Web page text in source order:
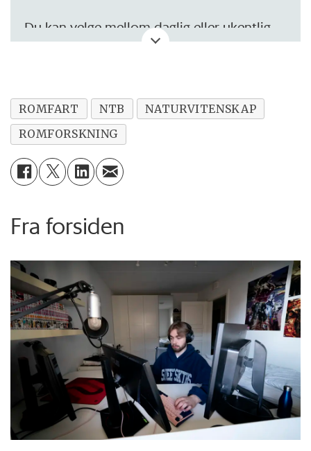
Du kan velge mellom daglig eller ukentlig
ROMFART NTB
NATURVITENSKAP
ROMFORSKNING
Fra forsiden